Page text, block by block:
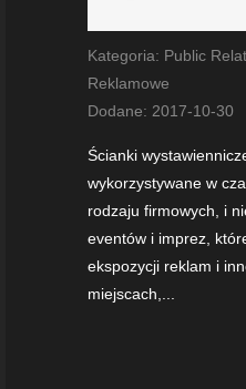
Kategoria: Public
Reklamowe
Dodane: 2017-10-30
Ścianki
wykorzystywane w
rodzaju firmowych, i
eventów i imprez,
ekspozycji reklam i
miejscach,...